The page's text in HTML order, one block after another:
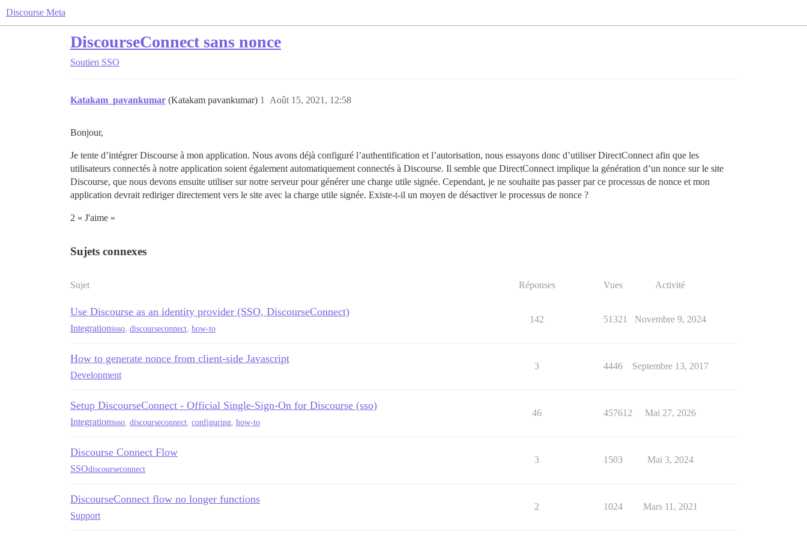
Discourse Meta
DiscourseConnect sans nonce
Soutien SSO
Katakam_pavankumar (Katakam pavankumar) Août 15, 2021, 12:58
1
Bonjour,
Je tente d’intégrer Discourse à mon application. Nous avons déjà configuré l’authentification et l’autorisation, nous essayons donc d’utiliser DirectConnect afin que les
utilisateurs connectés à notre application soient également automatiquement connectés à Discourse. Il semble que DirectConnect implique la génération d’un nonce sur le site
Discourse, que nous devons ensuite utiliser sur notre serveur pour générer une charge utile signée. Cependant, je ne souhaite pas passer par ce processus de nonce et mon
application devrait rediriger directement vers le site avec la charge utile signée. Existe-t-il un moyen de désactiver le processus de nonce ?
2 « J'aime »
Sujets connexes
Sujet Réponses Vues Activité
Use Discourse as an identity provider (SSO, DiscourseConnect)
Integrationssso discourseconnect how-to
142 51321 Novembre 9, 2024
How to generate nonce from client-side Javascript
Development
3 4446 Septembre 13, 2017
Setup DiscourseConnect - Official Single-Sign-On for Discourse (sso)
Integrationssso discourseconnect configuring how-to
46 457612 Mai 27, 2026
Discourse Connect Flow
SSOdiscourseconnect
3 1503 Mai 3, 2024
DiscourseConnect flow no longer functions
Support
2 1024 Mars 11, 2021